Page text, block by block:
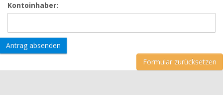
Kontoinhaber:
Antrag absenden
Formular zurücksetzen